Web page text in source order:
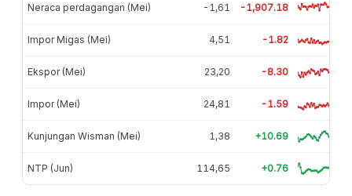
Neraca perdagangan (Mei) -1,61 -1,907.18
Impor Migas (Mei) 4,51 -1.82
Ekspor (Mei) 23,20 -8.30
Impor (Mei) 24,81 -1.59
Kunjungan Wisman (Mei) 1,38 +10.69
NTP (Jun) 114,65 +0.76